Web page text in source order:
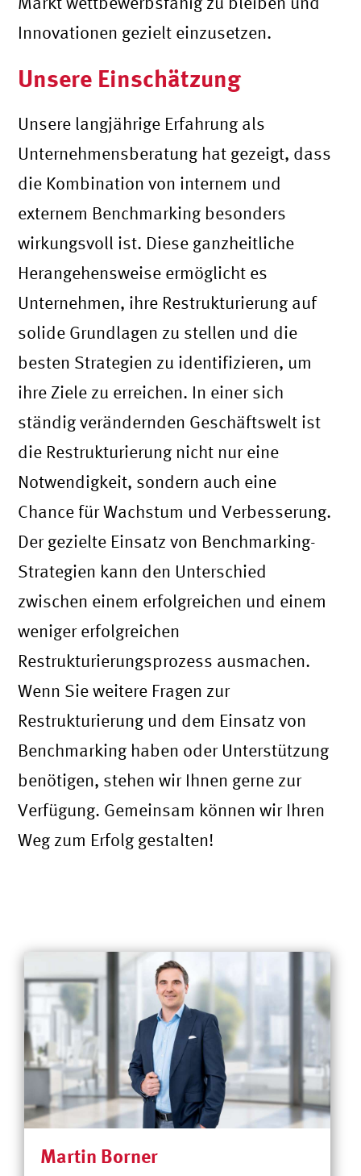
Innovationen gezielt einzusetzen.
Unsere Einschätzung
Unsere langjährige Erfahrung als
Unternehmensberatung hat gezeigt, dass
die Kombination von internem und
externem Benchmarking besonders
wirkungsvoll ist. Diese ganzheitliche
Herangehensweise ermöglicht es
Unternehmen, ihre Restrukturierung auf
solide Grundlagen zu stellen und die
besten Strategien zu identifizieren, um
ihre Ziele zu erreichen. In einer sich
ständig verändernden Geschäftswelt ist
die Restrukturierung nicht nur eine
Notwendigkeit, sondern auch eine
Chance für Wachstum und Verbesserung.
Der gezielte Einsatz von Benchmarking-
Strategien kann den Unterschied
zwischen einem erfolgreichen und einem
weniger erfolgreichen
Restrukturierungsprozess ausmachen.
Wenn Sie weitere Fragen zur
Restrukturierung und dem Einsatz von
Benchmarking haben oder Unterstützung
benötigen, stehen wir Ihnen gerne zur
Verfügung. Gemeinsam können wir Ihren
Weg zum Erfolg gestalten!
Martin Borner